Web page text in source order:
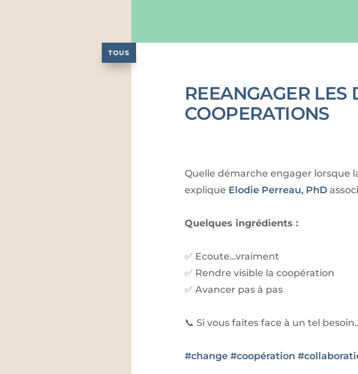
TOUS
REEANGAGER
COOPERATIONS
Quelle démarche engager lorsque
explique Elodie Perreau, PhD
Quelques ingrédients :
✅ Ecoute…vraiment
✅ Rendre visible la coopération
✅ Avancer pas à pas
📞 Si vous faites face à un tel
#change #coopération #